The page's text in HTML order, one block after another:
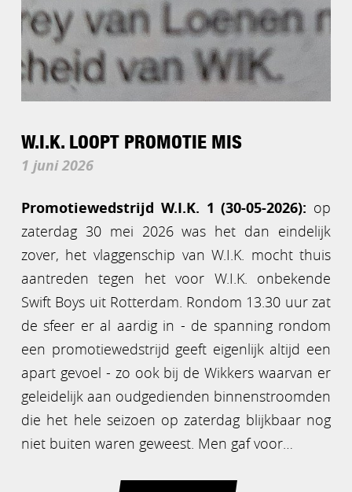
W.I.K. LOOPT PROMOTIE MIS
1 juni 2026
Promotiewedstrijd W.I.K. 1 (30-05-2026): op
zaterdag 30 mei 2026 was het dan eindelijk
zover, het vlaggenschip van W.I.K. mocht thuis
aantreden tegen het voor W.I.K. onbekende
Swift Boys uit Rotterdam. Rondom 13.30 uur zat
de sfeer er al aardig in - de spanning rondom
een promotiewedstrijd geeft eigenlijk altijd een
apart gevoel - zo ook bij de Wikkers waarvan er
geleidelijk aan oudgedienden binnenstroomden
die het hele seizoen op zaterdag blijkbaar nog
niet buiten waren geweest. Men gaf voor…